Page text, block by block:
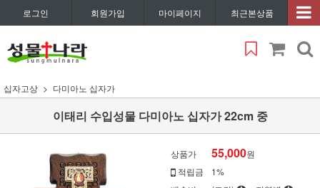
로그인 회원가입 마이페이지 최근본상품
십자고상 다미아노 십자가
이태리 수입성물 다미아노 십자가 22cm 중
상품가 55,000원
적립금
1%